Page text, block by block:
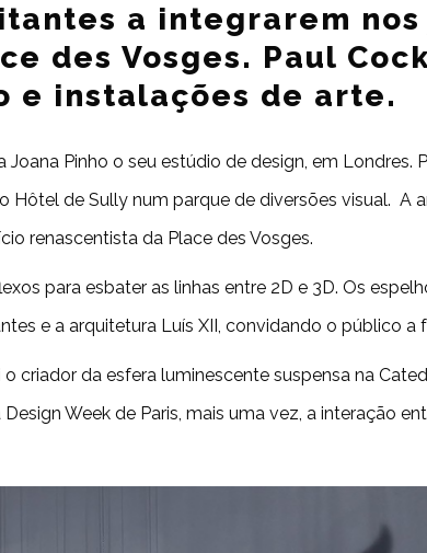
a integrarem
des Vosges. Paul
e instalações de arte.
Pinho o seu estúdio de design, em Londres.
de Sully num parque de diversões visual. A
renascentista da Place des Vosges.
para esbater as linhas entre 2D e 3D. Os
e a arquitetura Luís XII, convidando o público a
criador da esfera luminescente suspensa na
Week de Paris, mais uma vez, a interação